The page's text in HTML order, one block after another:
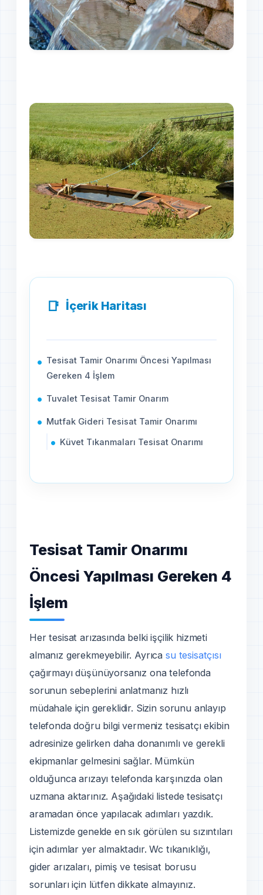
İçerik Haritası
Tesisat Tamir Onarımı Öncesi Yapılması
Gereken 4 İşlem
Tuvalet Tesisat Tamir Onarım
Mutfak Gideri Tesisat Tamir Onarımı
Küvet Tıkanmaları Tesisat Onarımı
Tesisat Tamir Onarımı
Öncesi Yapılması Gereken 4
İşlem
Her tesisat arızasında belki işçilik hizmeti
almanız gerekmeyebilir. Ayrıcasu tesisatçısı
çağırmayı düşünüyorsanız ona telefonda
sorunun sebeplerini anlatmanız hızlı
müdahale için gereklidir. Sizin sorunu anlayıp
telefonda doğru bilgi vermeniz tesisatçı ekibin
adresinize gelirken daha donanımlı ve gerekli
ekipmanlar gelmesini sağlar. Mümkün
olduğunca arızayı telefonda karşınızda olan
uzmana aktarınız. Aşağıdaki listede tesisatçı
aramadan önce yapılacak adımları yazdık.
Listemizde genelde en sık görülen su sızıntıları
için adımlar yer almaktadır. Wc tıkanıklığı,
gider arızaları, pimiş ve tesisat borusu
sorunları için lütfen dikkate almayınız.